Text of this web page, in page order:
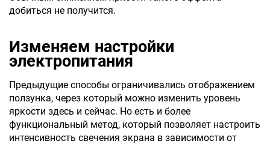
добиться не получится.
Изменяем настройки
электропитания
Предыдущие способы ограничивались отображением
ползунка, через который можно изменить уровень
яркости здесь и сейчас. Но есть и более
функциональный метод, который позволяет настроить
интенсивность свечения экрана в зависимости от